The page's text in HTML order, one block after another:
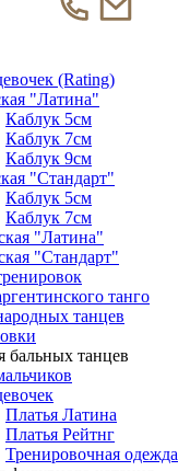
(Rating)
"Латина"
Каблук 5см
Каблук 7см
Каблук 9см
"Стандарт"
Каблук 5см
Каблук 7см
"Латина"
"Стандарт"
танго
танцев
бальных танцев
Платья Латина
Платья Рейтнг
Тренировочная одежда